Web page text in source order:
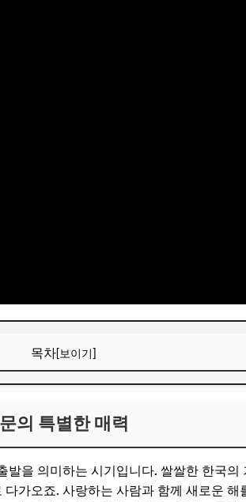
목차[보이기]
가세요
석
의 특별한 매력
발을 의미하는 시기입니다. 쌀쌀한 한국
다가오죠. 사랑하는 사람과 함께 새로운